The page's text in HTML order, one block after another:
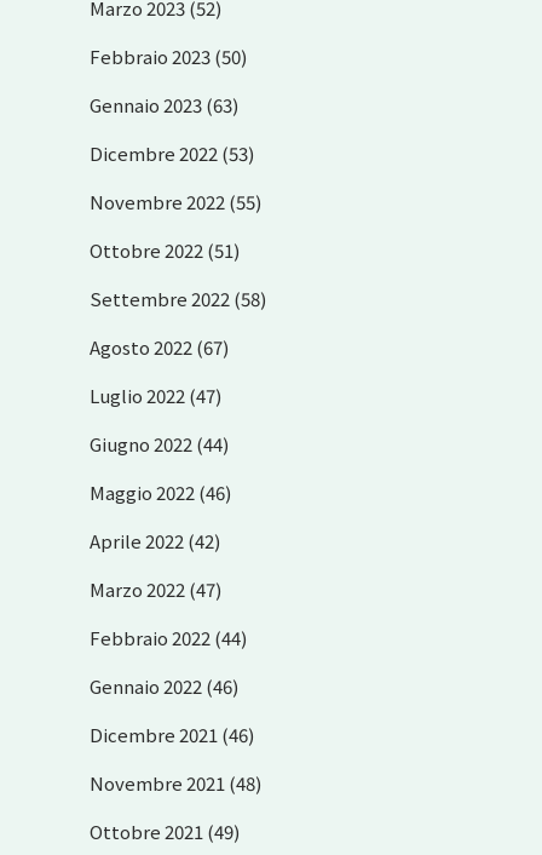
Marzo 2023(52)
Febbraio 2023(50)
Gennaio 2023(63)
Dicembre 2022 (53)
Novembre 2022 (55)
Ottobre 2022 (51)
Settembre 2022 (58)
Agosto 2022 (67)
Luglio 2022 (47)
Giugno 2022 (44)
Maggio 2022 (46)
Aprile 2022 (42)
Marzo 2022 (47)
Febbraio 2022 (44)
Gennaio 2022 (46)
Dicembre 2021 (46)
Novembre 2021 (48)
Ottobre 2021 (49)